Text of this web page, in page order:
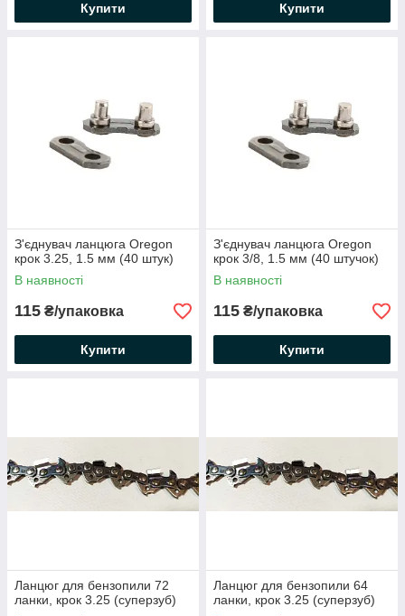
Купити Купити
З'єднувач ланцюга Oregon
крок 3.25, 1.5 мм (40 штук)
В наявності
115 ₴/упаковка
Купити
З'єднувач ланцюга Oregon
крок 3/8, 1.5 мм (40 штучок)
В наявності
115 ₴/упаковка
Купити
Ланцюг для бензопили 72
ланки, крок 3.25 (суперзуб)
Ланцюг для бензопили 64
ланки, крок 3.25 (суперзуб)